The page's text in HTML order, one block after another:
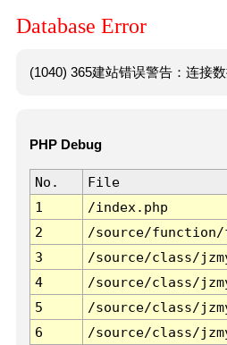
Database Error
(1040) 365建站错误警告：连接
PHP Debug
No. File
1
/index.php
2
/source/function/
3
/source/class/
4
/source/class/
5
/source/class/
6
/source/class/